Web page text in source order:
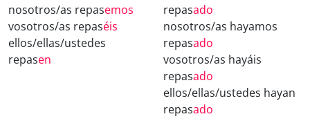
nosotros/as repasemos
vosotros/as repaséis
ellos/ellas/ustedes
repasen
repasado
nosotros/as hayamos
repasado
vosotros/as hayáis
repasado
ellos/ellas/ustedes hayan
repasado